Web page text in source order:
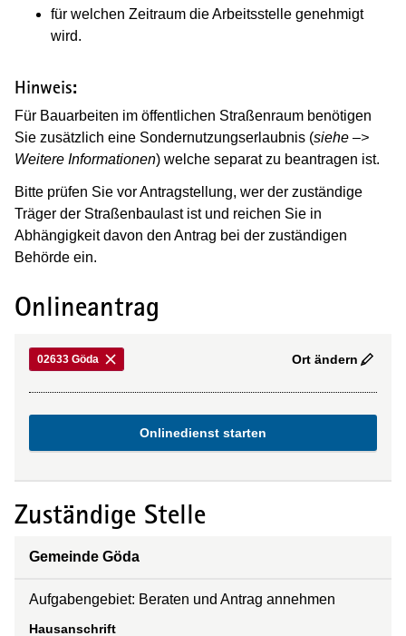
für welchen Zeitraum die Arbeitsstelle genehmigt
wird.
Hinweis:
Für Bauarbeiten im öffentlichen Straßenraum benötigen
Sie zusätzlich eine Sondernutzungserlaubnis (siehe –>
Weitere Informationen) welche separat zu beantragen ist.
Bitte prüfen Sie vor Antragstellung, wer der zuständige
Träger der Straßenbaulast ist und reichen Sie in
Abhängigkeit davon den Antrag bei der zuständigen
Behörde ein.
Onlineantrag
02633 Göda Ort ändern
Onlinedienst starten
Zuständige Stelle
Gemeinde Göda
Aufgabengebiet: Beraten und Antrag annehmen
Hausanschrift